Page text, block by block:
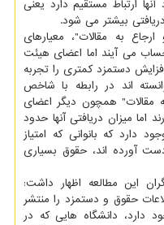
ارتباط مستقیم دارد یعنی
بیشتر می شود.
به مقالات"، معیارهای
می آیند اما اعضای هیئت
دستمزد کمتری را تجربه
اند در رابطه با شاخص
مقالات" همچون دیگر اعضای
اما میزان دریافتی آنها حدود
دارد که بانوانی که امتیاز
آورده اند، حقوق بسیاری
این مطالعه اظهار داشت:
حقوق و دستمزد را منتشر
دارد، دانشگاه هایی که در